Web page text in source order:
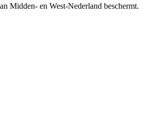
Midden- en West-Nederland beschermt.